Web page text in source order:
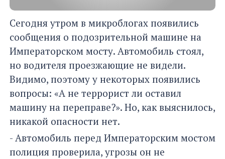
Сегодня утром в микроблогах появились
сообщения о подозрительной машине на
Императорском мосту. Автомобиль стоял,
но водителя проезжающие не видели.
Видимо, поэтому у некоторых появились
вопросы: «А не террорист ли оставил
машину на переправе?». Но, как выяснилось,
никакой опасности нет.
- Автомобиль перед Императорским мостом
полиция проверила, угрозы он не